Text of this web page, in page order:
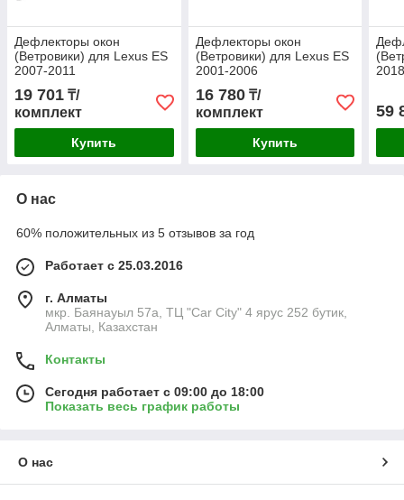
Дефлекторы окон
(Ветровики) для Lexus ES
2007-2011
19 701 ₸/
комплект
Купить
Дефлекторы окон
(Ветровики) для Lexus ES
2001-2006
16 780₸/
комплект
Купить
59
О нас
60% положительных из 5 отзывов за год
Работает с 25.03.2016
г. Алматы
мкр. Баянауыл 57а, ТЦ "Car Сity" 4 ярус 252 бутик,
Алматы, Казахстан
Контакты
Сегодня работает с 09:00 до 18:00
Показать весь график работы
О нас